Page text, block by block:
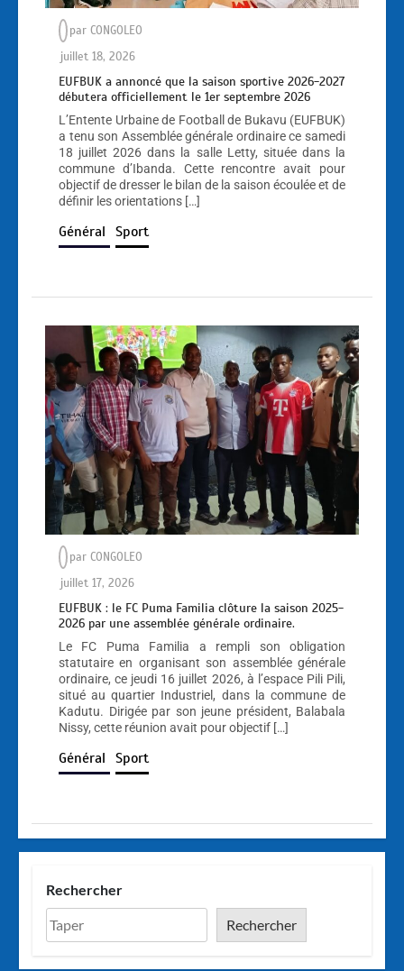
par CONGOLEO
juillet 18, 2026
EUFBUK a annoncé que la saison sportive 2026-2027
débutera officiellement le 1er septembre 2026
L’Entente Urbaine de Football de Bukavu (EUFBUK)
a tenu son Assemblée générale ordinaire ce samedi
18 juillet 2026 dans la salle Letty, située dans la
commune d’Ibanda. Cette rencontre avait pour
objectif de dresser le bilan de la saison écoulée et de
définir les orientations […]
Général Sport
par CONGOLEO
juillet 17, 2026
EUFBUK : le FC Puma Familia clôture la saison 2025-
2026 par une assemblée générale ordinaire.
Le FC Puma Familia a rempli son obligation
statutaire en organisant son assemblée générale
ordinaire, ce jeudi 16 juillet 2026, à l’espace Pili Pili,
situé au quartier Industriel, dans la commune de
Kadutu. Dirigée par son jeune président, Balabala
Nissy, cette réunion avait pour objectif […]
Général Sport
Rechercher
Rechercher